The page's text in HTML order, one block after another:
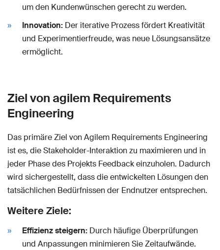
um den Kundenwünschen gerecht zu werden.
Innovation: Der iterative Prozess fördert Kreativität
und Experimentierfreude, was neue Lösungsansätze
ermöglicht.
Ziel von agilem Requirements
Engineering
Das primäre Ziel von Agilem Requirements Engineering
ist es, die Stakeholder-Interaktion zu maximieren und in
jeder Phase des Projekts Feedback einzuholen. Dadurch
wird sichergestellt, dass die entwickelten Lösungen den
tatsächlichen Bedürfnissen der Endnutzer entsprechen.
Weitere Ziele:
Effizienz steigern: Durch häufige Überprüfungen
und Anpassungen minimieren Sie Zeitaufwände.